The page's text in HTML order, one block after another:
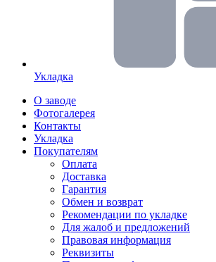
Укладка
О заводе
Фотогалерея
Контакты
Укладка
Покупателям
Оплата
Доставка
Гарантия
Обмен и возврат
Рекомендации по укладке
Для жалоб и предложений
Правовая информация
Реквизиты